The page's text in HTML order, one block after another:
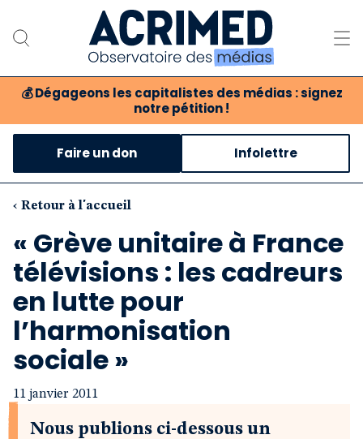
💰 Dégageons les capitalistes des médias : signez
notre pétition !
Notre association
Notre critique des médias
Nos propositions
Notre revue
Boutique
Faire un don Infolettre
‹ Retour à l'accueil
« Grève unitaire à France
télévisions : les cadreurs
en lutte pour
l’harmonisation
sociale »
11 janvier 2011
Nous publions ci-dessous un